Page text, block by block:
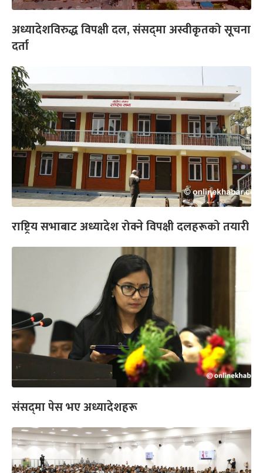
अध्यादेशविरुद्ध विपक्षी दल, संसद्‌मा अस्वीकृतको सूचना
दर्ता
राष्ट्रिय सभाबाट अध्यादेश रोक्ने विपक्षी दलहरूको तयारी
संसद्‌मा पेस भए अध्यादेशहरू